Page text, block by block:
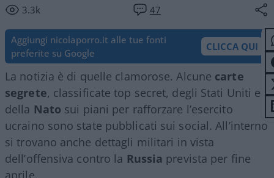
3.3k 47
Aggiungi nicolaporro.it alle tue fonti
preferite su Google
CLICCA QUI
La notizia è di quelle clamorose. Alcune carte
segrete, classificate top secret, degli Stati Uniti e
della Nato sui piani per rafforzare l’esercito
ucraino sono state pubblicati sui social. All’interno
si trovano anche dettagli militari in vista
dell’offensiva contro la Russia prevista per fine
aprile.